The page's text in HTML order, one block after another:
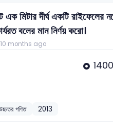
মিটার দীর্ঘ একটি
বলের মান নির্ণয় করো।
months ago
গণিত 2013